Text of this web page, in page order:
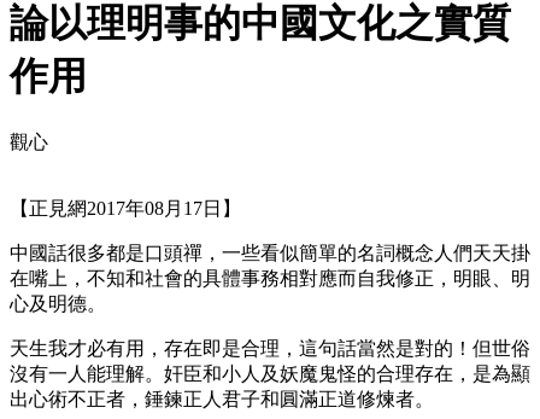
論以理明事的中國文化之實質
作用
觀心
【正見網2017年08月17日】
中國話很多都是口頭禪，一些看似簡單的名詞概念人們天天掛
在嘴上，不知和社會的具體事務相對應而自我修正，明眼、明
心及明德。
天生我才必有用，存在即是合理，這句話當然是對的！但世俗
沒有一人能理解。奸臣和小人及妖魔鬼怪的合理存在，是為顯
出心術不正者，錘鍊正人君子和圓滿正道修煉者。